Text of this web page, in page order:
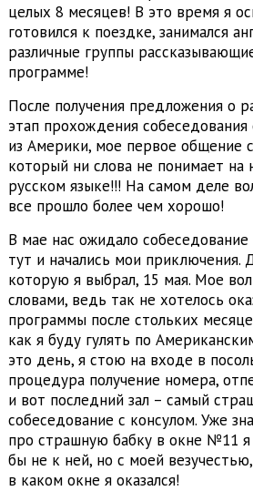
целых 8 месяцев! В это время я
готовился к поездке, занимался
различные группы
программе!
После получения предложения о
этап прохождения
из Америки, мое первое общение
который ни слова не понимает
русском языке!!! На самом деле
все прошло более чем хорошо!
В мае нас ожидало
тут и начались мои приключения.
которую я выбрал, 15 мая. Мое
словами, ведь так не хотелось
программы после стольких
как я буду гулять по
это день, я стою на входе в
процедура получение номера,
и вот последний зал – самый
собеседование с консулом. Уже
про страшную бабку в окне №11 я
бы не к ней, но с моей
в каком окне я оказался!